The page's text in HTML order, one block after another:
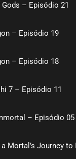
Gods – Episódio 21
– Episódio 19
– Episódio 18
7 – Episódio 11
– Episódio 05